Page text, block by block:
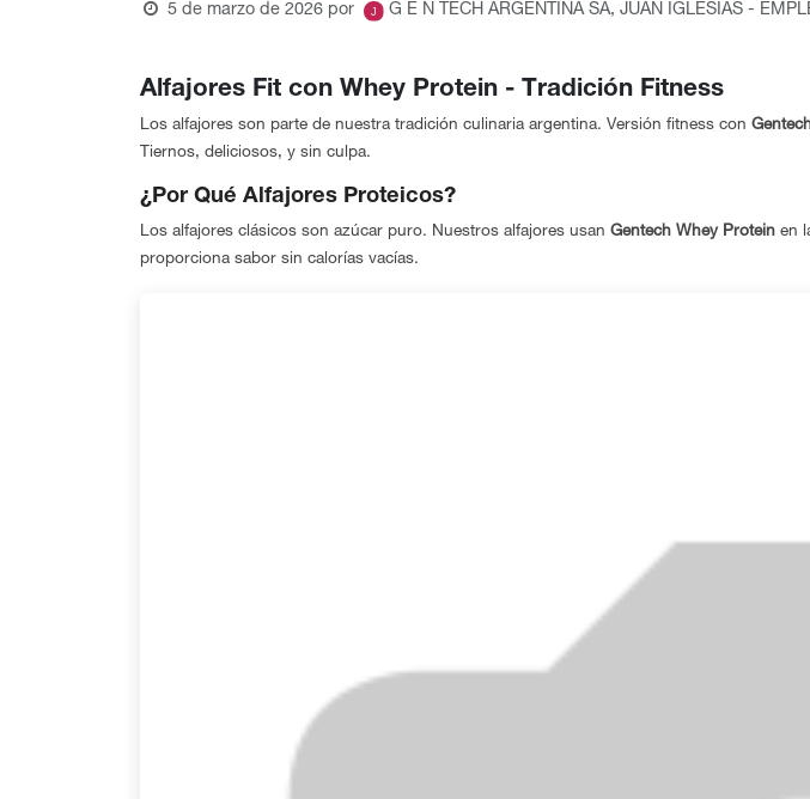
5 de marzo de 2026 por G E N TECH ARGENTINA SA, JUAN IGLESIAS -
Alfajores Fit con Whey Protein - Tradición Fitness
Los alfajores son parte de nuestra tradición culinaria argentina. Versión fitness con
Tiernos, deliciosos, y sin culpa.
¿Por Qué Alfajores Proteicos?
Los alfajores clásicos son azúcar puro. Nuestros alfajores usan Gentech Whey Protein en
proporciona sabor sin calorías vacías.